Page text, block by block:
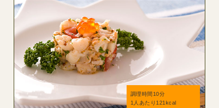
調理時間10分
1人あたり121kcal